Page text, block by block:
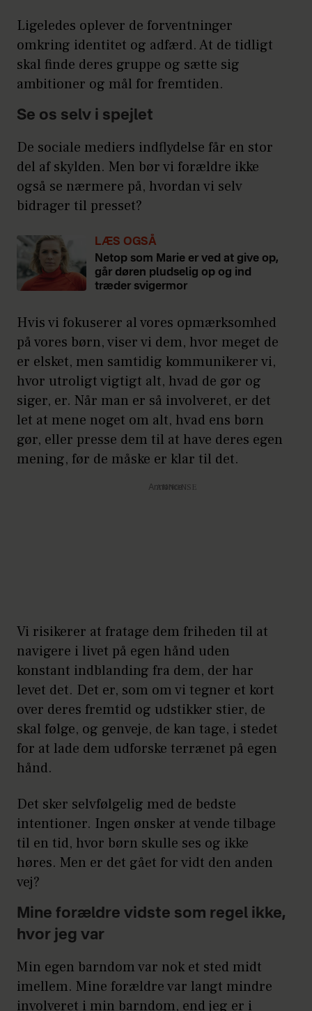
Ligeledes oplever de forventninger
omkring identitet og adfærd. At de tidligt
skal finde deres gruppe og sætte sig
ambitioner og mål for fremtiden.
Se os selv i spejlet
De sociale mediers indflydelse får en stor
del af skylden. Men bør vi forældre ikke
også se nærmere på, hvordan vi selv
bidrager til presset?
LÆS OGSÅ
Netop som Marie er ved at give op,
går døren pludselig op og ind
træder svigermor
Hvis vi fokuserer al vores opmærksomhed
på vores børn, viser vi dem, hvor meget de
er elsket, men samtidig kommunikerer vi,
hvor utroligt vigtigt alt, hvad de gør og
siger, er. Når man er så involveret, er det
let at mene noget om alt, hvad ens børn
gør, eller presse dem til at have deres egen
mening, før de måske er klar til det.
Annonce
Vi risikerer at fratage dem friheden til at
navigere i livet på egen hånd uden
konstant indblanding fra dem, der har
levet det. Det er, som om vi tegner et kort
over deres fremtid og udstikker stier, de
skal følge, og genveje, de kan tage, i stedet
for at lade dem udforske terrænet på egen
hånd.
Det sker selvfølgelig med de bedste
intentioner. Ingen ønsker at vende tilbage
til en tid, hvor børn skulle ses og ikke
høres. Men er det gået for vidt den anden
vej?
Mine forældre vidste som regel ikke,
hvor jeg var
Min egen barndom var nok et sted midt
imellem. Mine forældre var langt mindre
involveret i min barndom, end jeg er i